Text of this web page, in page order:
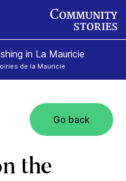
in La Mauricie
de la Mauricie
Go back
the